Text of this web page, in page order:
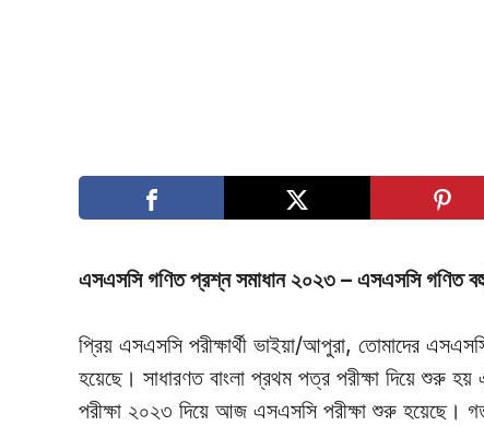
এসএসসি গণিত প্রশ্ন সমাধান ২০২৩ – এসএসসি গণিত
প্রিয় এসএসসি পরীক্ষার্থী ভাইয়া/আপুরা, তোমাদের
হয়েছে। সাধারণত বাংলা প্রথম পত্র পরীক্ষা দিয়ে শুরু
পরীক্ষা ২০২৩ দিয়ে আজ এসএসসি পরীক্ষা শুরু হয়েছে।